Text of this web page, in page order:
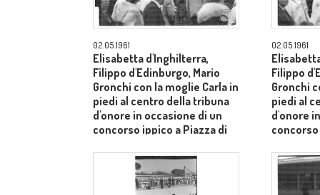
02.05.1961
Elisabetta d'Inghilterra,
Filippo d'Edinburgo, Mario
Gronchi con la moglie Carla in
piedi al centro della tribuna
d'onore in occasione di un
concorso ippico a Piazza di
02.05.1961
Filippo
Gronchi
piedi al
d'onore